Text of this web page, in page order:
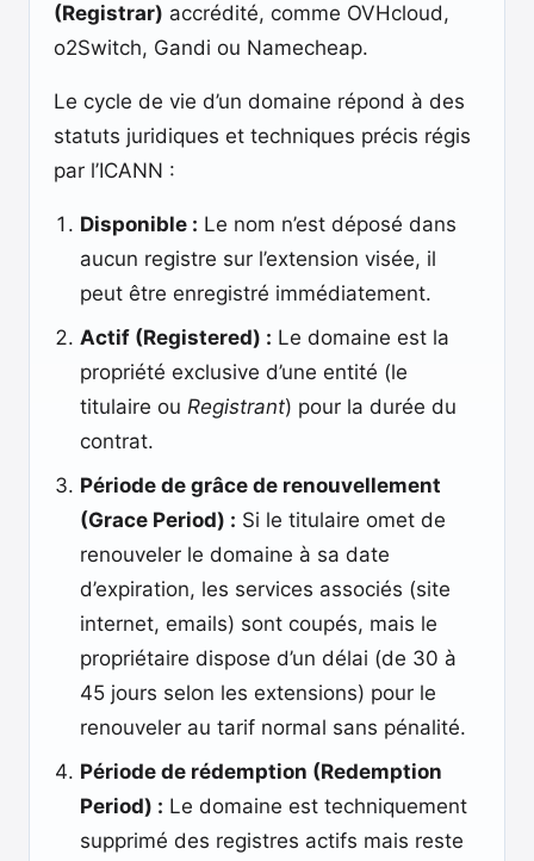
(Registrar) accrédité, comme OVHcloud,
o2Switch, Gandi ou Namecheap.
Le cycle de vie d’un domaine répond à des
statuts juridiques et techniques précis régis
par l’ICANN :
Disponible : Le nom n’est déposé dans
aucun registre sur l’extension visée, il
peut être enregistré immédiatement.
Actif (Registered) : Le domaine est la
propriété exclusive d’une entité (le
titulaire ou Registrant) pour la durée du
contrat.
Période de grâce de renouvellement
(Grace Period) : Si le titulaire omet de
renouveler le domaine à sa date
d’expiration, les services associés (site
internet, emails) sont coupés, mais le
propriétaire dispose d’un délai (de 30 à
45 jours selon les extensions) pour le
renouveler au tarif normal sans pénalité.
Période de rédemption (Redemption
Period) : Le domaine est techniquement
supprimé des registres actifs mais reste